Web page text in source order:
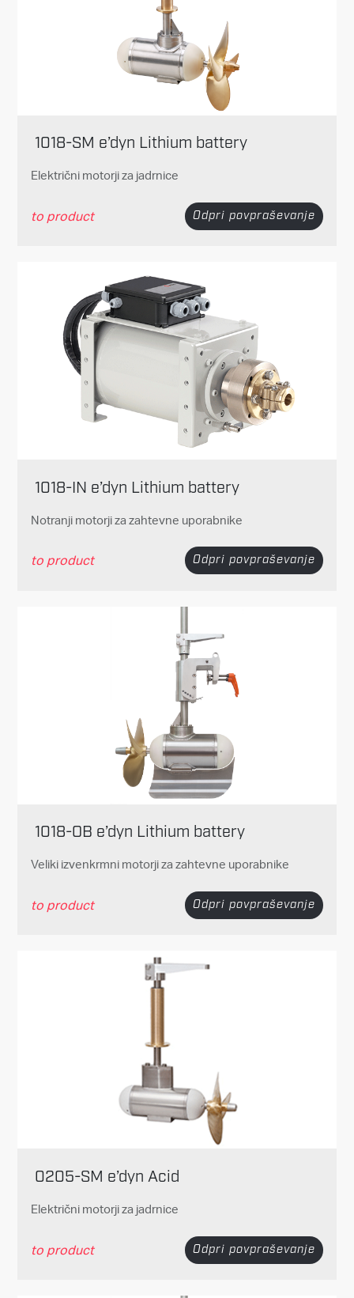
1018-SM e’dyn Lithium battery
Električni motorji za jadrnice
to product Odpri povpraševanje
1018-IN e’dyn Lithium battery
Notranji motorji za zahtevne uporabnike
to product Odpri povpraševanje
1018-OB e’dyn Lithium battery
Veliki izvenkrmni motorji za zahtevne uporabnike
to product Odpri povpraševanje
0205-SM e’dyn Acid
Električni motorji za jadrnice
to product Odpri povpraševanje